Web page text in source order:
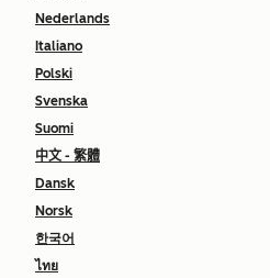
Nederlands
Italiano
Polski
Svenska
Suomi
中文 - 繁體
Dansk
Norsk
한국어
ไทย